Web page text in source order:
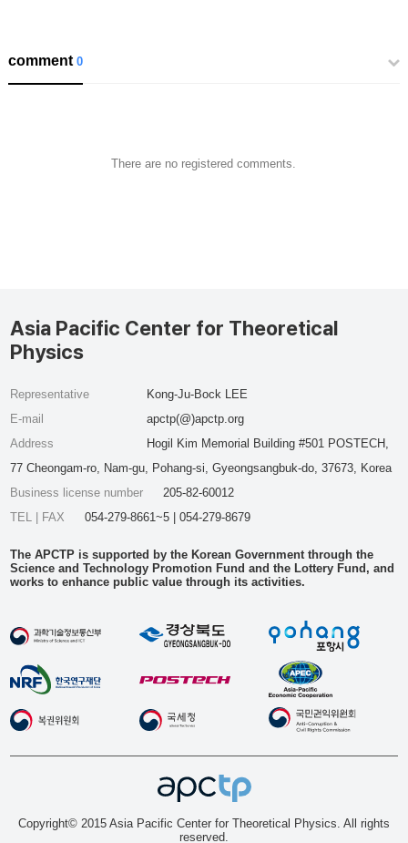
comment0
There are no registered comments.
Asia Pacific Center for Theoretical
Physics
Representative
Kong-Ju-Bock LEE
E-mail
apctp(@)apctp.org
Address
Hogil Kim Memorial Building #501 POSTECH,
77 Cheongam-ro, Nam-gu, Pohang-si, Gyeongsangbuk-do, 37673, Korea
Business license number
205-82-60012
TEL | FAX
054-279-8661~5 | 054-279-8679
The APCTP is supported by the Korean Government through the
Science and Technology Promotion Fund and the Lottery Fund, and
works to enhance public value through its activities.
Copyright© 2015 Asia Pacific Center for Theoretical Physics. All rights
reserved.